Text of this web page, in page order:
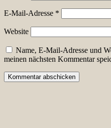
E-Mail-Adresse *
Website
Name, E-Mail-Adresse und
meinen nächsten Kommentar